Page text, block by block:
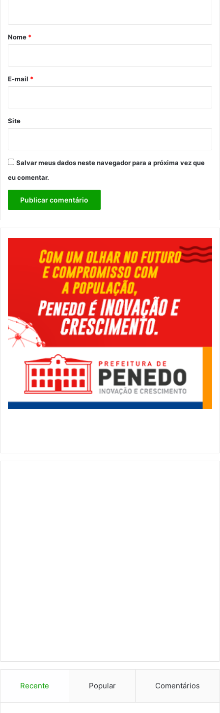
r
*
Nome *
E-mail *
Site
Salvar meus dados neste navegador para a próxima vez que
eu comentar.
Recente Popular Comentários